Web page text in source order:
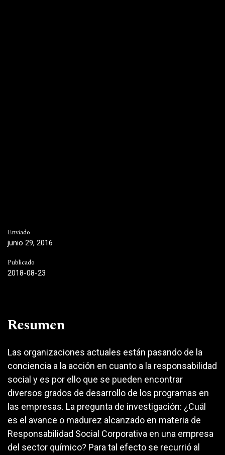
Enviado
junio 29, 2016
Publicado
2018-08-23
Resumen
Las organizaciones actuales están pasando de la
conciencia a la acción en cuanto a la responsabilidad
social y es por ello que se pueden encontrar
diversos grados de desarrollo de los programas en
las empresas. La pregunta de investigación: ¿Cuál
es el avance o madurez alcanzado en materia de
Responsabilidad Social Corporativa en una empresa
del sector químico? Para tal efecto se recurrió al